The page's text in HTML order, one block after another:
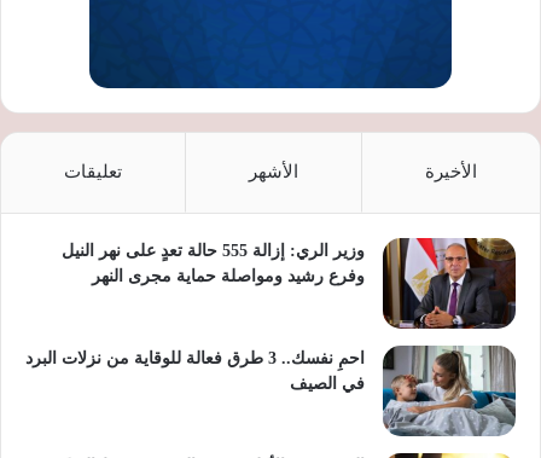
الأخيرة الأشهر تعليقات
وزير الري: إزالة 555 حالة تعدٍ على نهر النيل
وفرع رشيد ومواصلة حماية مجرى النهر
احمِ نفسك.. 3 طرق فعالة للوقاية من نزلات البرد
في الصيف